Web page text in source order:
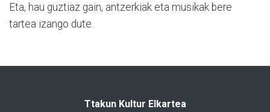
Eta, hau guztiaz gain, antzerkiak eta musikak bere
tartea izango dute.
Ttakun Kultur Elkartea